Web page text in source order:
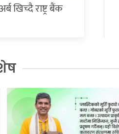
खिच्दै राष्ट्र बैंक